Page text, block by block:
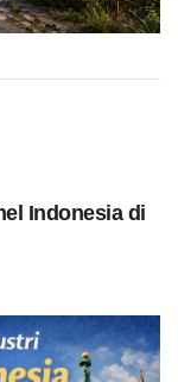
Indonesia di